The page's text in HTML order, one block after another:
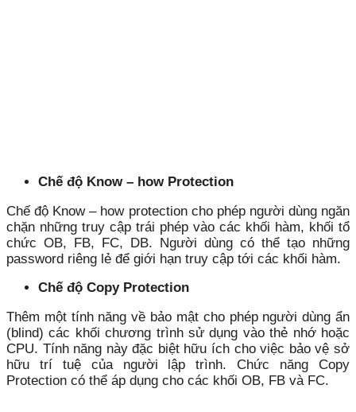
Chế độ Know – how Protection
Chế độ Know – how protection cho phép người dùng ngăn
chặn những truy cập trái phép vào các khối hàm, khối tổ
chức OB, FB, FC, DB. Người dùng có thể tạo những
password riêng lẻ để giới hạn truy cập tới các khối hàm.
Chế độ Copy Protection
Thêm một tính năng về bảo mật cho phép người dùng ẩn
(blind) các khối chương trình sử dụng vào thẻ nhớ hoặc
CPU. Tính năng này đặc biệt hữu ích cho việc bảo vệ sở
hữu trí tuệ của người lập trình. Chức năng Copy
Protection có thể áp dụng cho các khối OB, FB và FC.